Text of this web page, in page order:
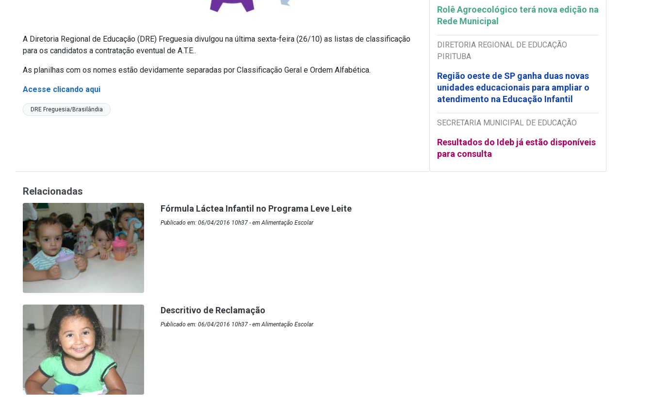
A Diretoria Regional de Educação (DRE) Freguesia divulgou na última sexta-feira (26/10) as listas de classificação
para os candidatos a contratação eventual de A.T.E..
As planilhas com os nomes estão devidamente separadas por Classificação Geral e Ordem Alfabética.
Acesse clicando aqui
DRE Freguesia/Brasilândia
Rolê Agroecológico terá nova edição na
Rede Municipal
DIRETORIA REGIONAL DE EDUCAÇÃO
PIRITUBA
Região oeste de SP ganha duas novas
unidades educacionais para ampliar o
atendimento na Educação Infantil
SECRETARIA MUNICIPAL DE EDUCAÇÃO
Resultados do Ideb já estão disponíveis
para consulta
Relacionadas
Fórmula Láctea Infantil no Programa Leve Leite
Publicado em: 06/04/2016 10h37 - em Alimentação Escolar
Descritivo de Reclamação
Publicado em: 06/04/2016 10h37 - em Alimentação Escolar